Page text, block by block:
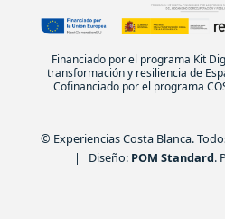
Financiado por el programa Kit
transformación y resiliencia de
Cofinanciado por el programa
© Experiencias Costa Blanca.
| Diseño: POM Standard.